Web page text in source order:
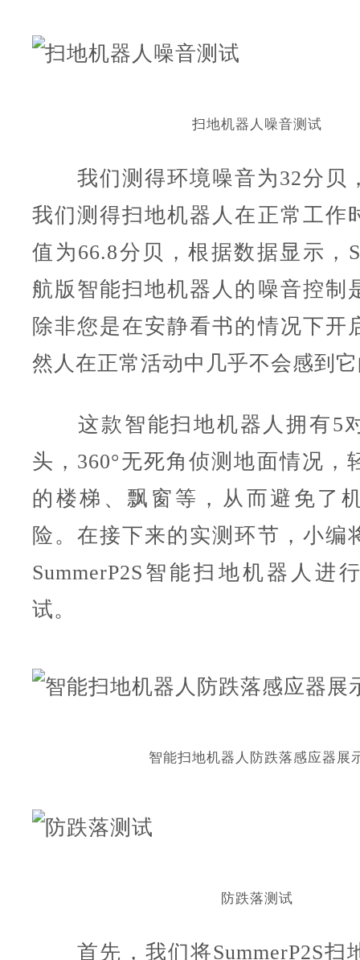
扫地机器人噪音测试
我们测得环境噪音为32分贝
我们测得扫地机器人在正常工作
值为66.8分贝，根据数据显示，
航版 智能扫地机器人的噪音控制
除非您是在安静看书的情况下开
然人在正常活动中几乎不会感到
这款智能扫地机器人拥有5
头，360°无死角侦测地面情况，
的楼梯、飘窗等，从而避免了
险。在接下来的实测环节，小编
SummerP2S智能扫地机器人进
试。
智能扫地机器人防跌落感应器展
防跌落测试
首先，我们将SummerP2S扫